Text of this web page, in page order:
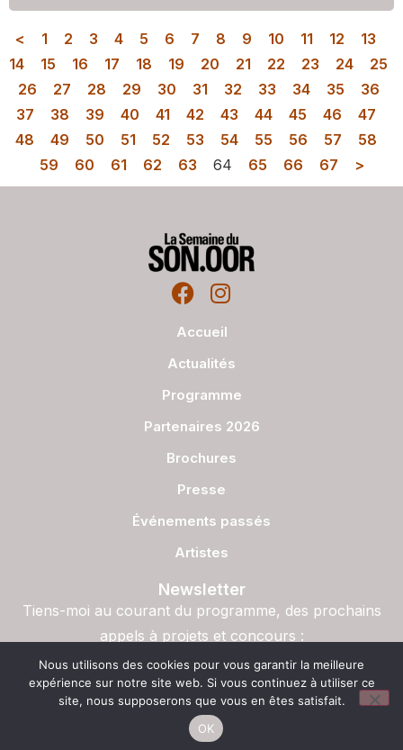
< 1 2 3 4 5 6 7 8 9 10 11 12
13
14
15 16 17 18 19 20 21 22 23 24
25
26
27 28 29 30 31 32 33 34 35
36
37
38 39 40 41 42 43 44 45 46
47
48
49 50 51 52 53 54 55 56 57
58
59
60 61 62 63 64 65 66 67 >
Accueil
Actualités
Programme
Partenaires 2026
Brochures
Presse
Événements passés
Artistes
Newsletter
Tiens-moi au courant du programme, des prochains
appels à projets et concours :
S'inscrire
© Copyright – La Semaine du Son, 2023. Halolalune Production ASBL – Site
web parMiko Digital
Nous utilisons des cookies pour vous garantir la meilleure
expérience sur notre site web. Si vous continuez à utiliser ce
site, nous supposerons que vous en êtes satisfait.
OK